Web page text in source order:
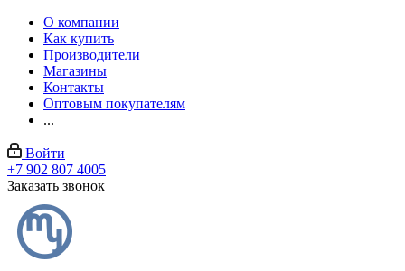
О компании
Как купить
Производители
Магазины
Контакты
Оптовым покупателям
...
Войти
+7 902 807 4005
Заказать звонок